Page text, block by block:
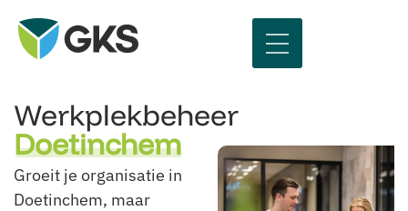
Werkplekbeheer
Doetinchem
Groeit je organisatie in
Doetinchem, maar